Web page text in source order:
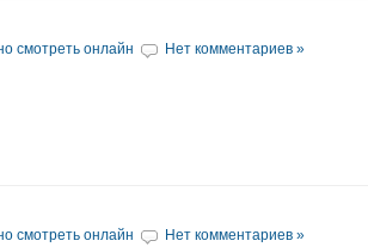
смотреть онлайн Нет комментариев »
смотреть онлайн Нет комментариев »